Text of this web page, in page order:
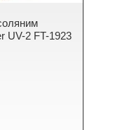
UV-2 FT-1923